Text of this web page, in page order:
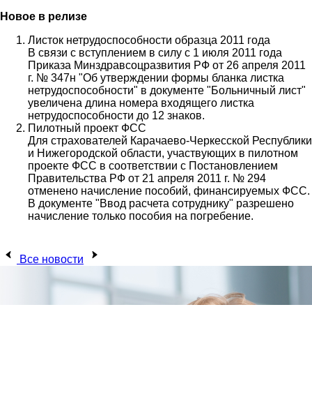
Новое в релизе
Листок нетрудоспособности образца 2011 года
В связи с вступлением в силу с 1 июля 2011 года
Приказа Минздравсоцразвития РФ от 26 апреля 2011
г. № 347н "Об утверждении формы бланка листка
нетрудоспособности" в документе "Больничный лист"
увеличена длина номера входящего листка
нетрудоспособности до 12 знаков.
Пилотный проект ФСС
Для страхователей Карачаево-Черкесской Республики
и Нижегородской области, участвующих в пилотном
проекте ФСС в соответствии с Постановлением
Правительства РФ от 21 апреля 2011 г. № 294
отменено начисление пособий, финансируемых ФСС.
В документе "Ввод расчета сотруднику" разрешено
начисление только пособия на погребение.
Все новости